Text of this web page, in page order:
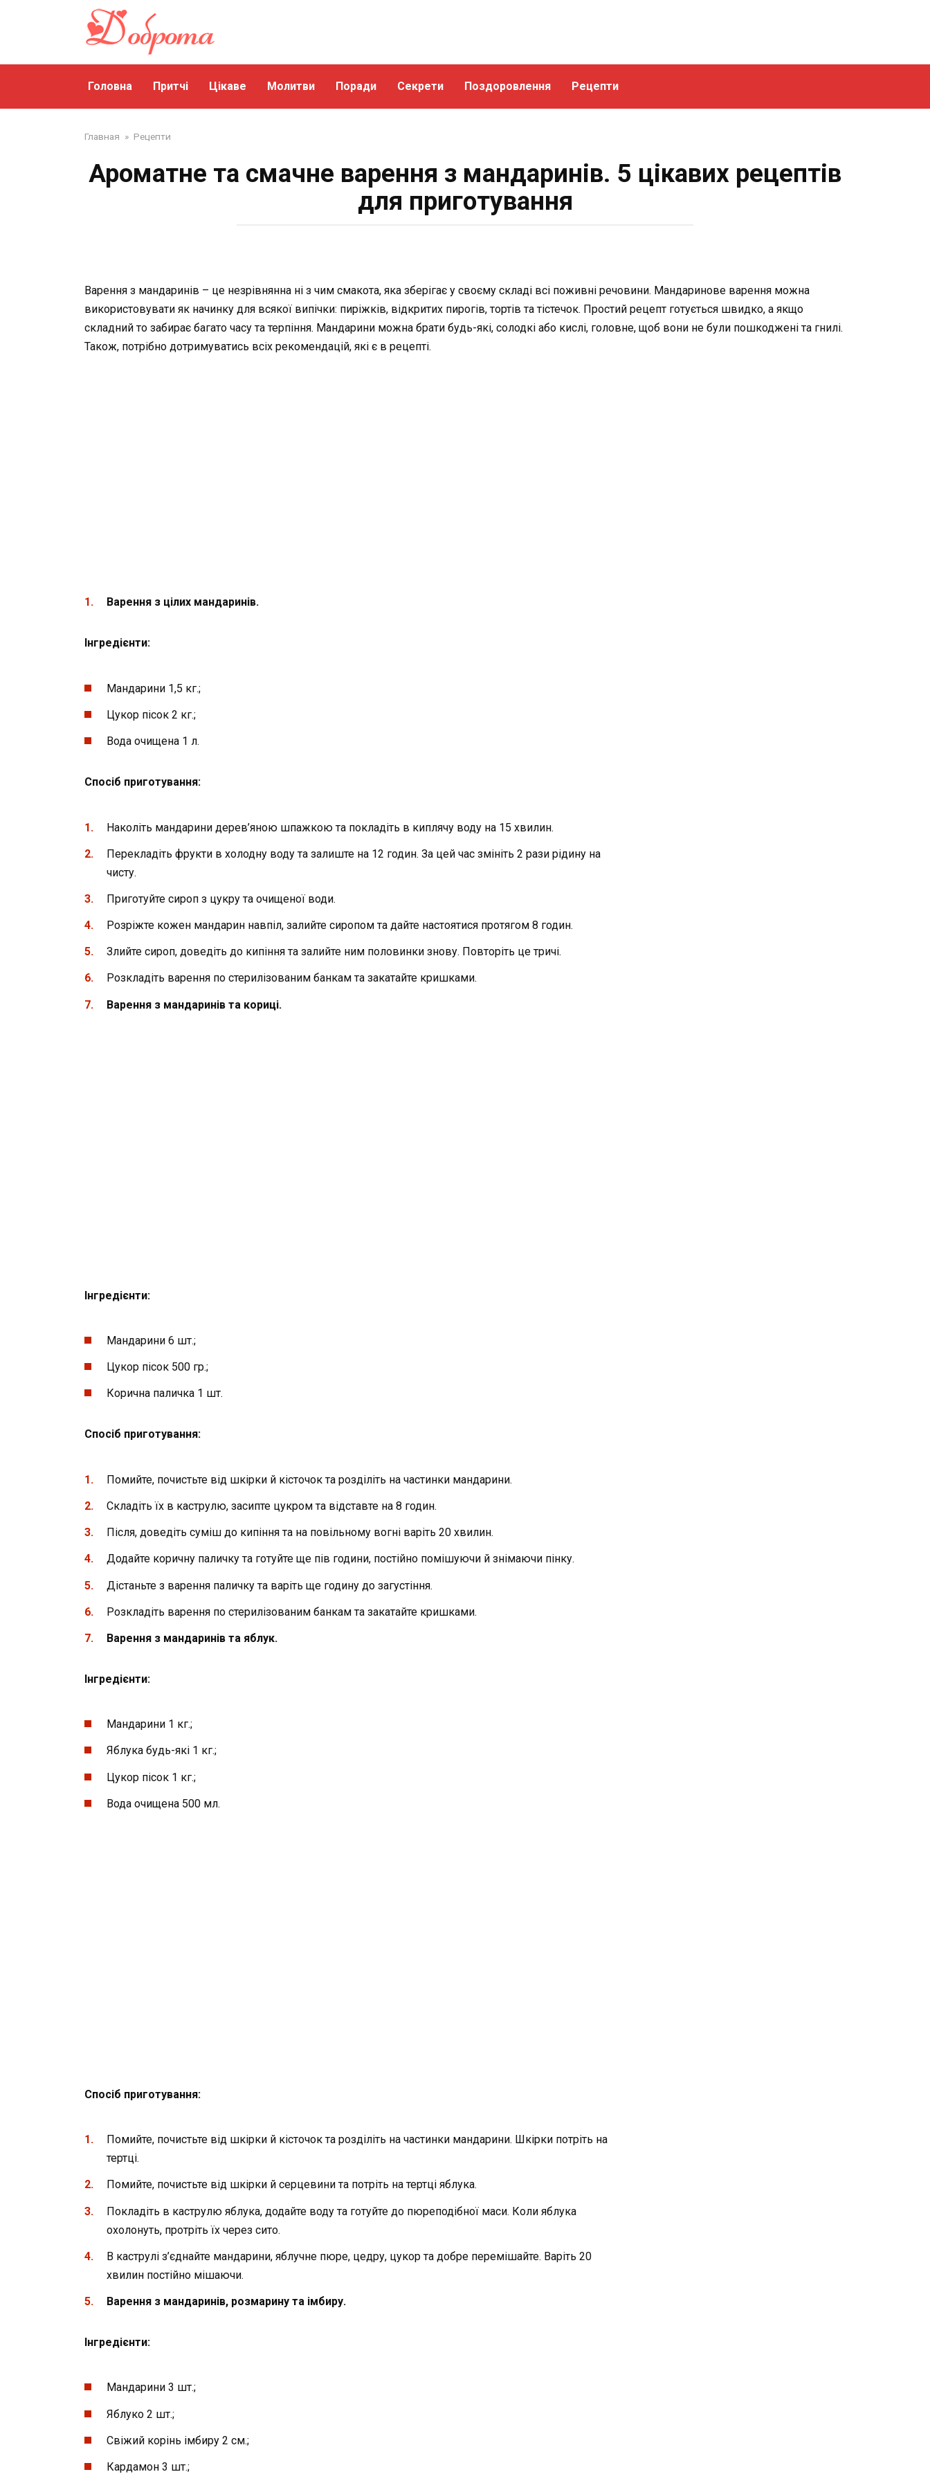
Головна Притчі Цікаве Молитви Поради Секрети Поздоровлення Рецепти
Главная » Рецепти
Ароматне та смачне варення з мандаринів. 5 цікавих рецептів
для приготування
Варення з мандаринів – це незрівнянна ні з чим смакота, яка зберігає у своєму складі всі поживні речовини. Мандаринове варення можна
використовувати як начинку для всякої випічки: пиріжків, відкритих пирогів, тортів та тістечок. Простий рецепт готується швидко, а якщо
складний то забирає багато часу та терпіння. Мандарини можна брати будь-які, солодкі або кислі, головне, щоб вони не були пошкоджені та гнилі.
Також, потрібно дотримуватись всіх рекомендацій, які є в рецепті.
Варення з цілих мандаринів.
Інгредієнти:
Мандарини 1,5 кг.;
Цукор пісок 2 кг.;
Вода очищена 1 л.
Спосіб приготування:
Наколіть мандарини дерев’яною шпажкою та покладіть в киплячу воду на 15 хвилин.
Перекладіть фрукти в холодну воду та залиште на 12 годин. За цей час змініть 2 рази рідину на
чисту.
Приготуйте сироп з цукру та очищеної води.
Розріжте кожен мандарин навпіл, залийте сиропом та дайте настоятися протягом 8 годин.
Злийте сироп, доведіть до кипіння та залийте ним половинки знову. Повторіть це тричі.
Розкладіть варення по стерилізованим банкам та закатайте кришками.
Варення з мандаринів та кориці.
Інгредієнти:
Мандарини 6 шт.;
Цукор пісок 500 гр.;
Корична паличка 1 шт.
Спосіб приготування:
Помийте, почистьте від шкірки й кісточок та розділіть на частинки мандарини.
Складіть їх в каструлю, засипте цукром та відставте на 8 годин.
Після, доведіть суміш до кипіння та на повільному вогні варіть 20 хвилин.
Додайте коричну паличку та готуйте ще пів години, постійно помішуючи й знімаючи пінку.
Дістаньте з варення паличку та варіть ще годину до загустіння.
Розкладіть варення по стерилізованим банкам та закатайте кришками.
Варення з мандаринів та яблук.
Інгредієнти:
Мандарини 1 кг.;
Яблука будь-які 1 кг.;
Цукор пісок 1 кг.;
Вода очищена 500 мл.
Спосіб приготування:
Помийте, почистьте від шкірки й кісточок та розділіть на частинки мандарини. Шкірки потріть на
тертці.
Помийте, почистьте від шкірки й серцевини та потріть на тертці яблука.
Покладіть в каструлю яблука, додайте воду та готуйте до пюреподібної маси. Коли яблука
охолонуть, протріть їх через сито.
В каструлі з’єднайте мандарини, яблучне пюре, цедру, цукор та добре перемішайте. Варіть 20
хвилин постійно мішаючи.
Варення з мандаринів, розмарину та імбиру.
Інгредієнти:
Мандарини 3 шт.;
Яблуко 2 шт.;
Свіжий корінь імбиру 2 см.;
Кардамон 3 шт.;